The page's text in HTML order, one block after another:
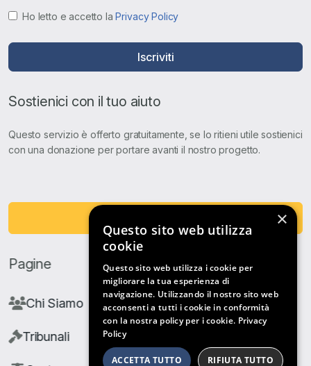
Ho letto e accetto laPrivacy Policy
Iscriviti
Sostienici con il tuo aiuto
Questo servizio è offerto gratuitamente, se lo ritieni utile sostienici
con una donazione per portare avanti il nostro progetto.
Pagine
Chi Siamo
Tribunali
×
Questo sito web utilizza
cookie
Questo sito web utilizza i cookie per
migliorare la tua esperienza di
navigazione. Utilizzando il nostro sito web
acconsenti a tutti i cookie in conformità
con la nostra policy per i cookie. Privacy
Policy
ACCETTA TUTTO RIFIUTA TUTTO